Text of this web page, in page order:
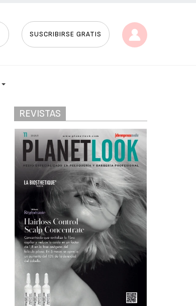
SUSCRIBIRSE GRATIS
REVISTAS